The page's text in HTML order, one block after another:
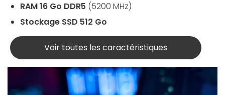
RAM 16 Go DDR5 (5200 MHz)
Stockage SSD 512 Go
Voir toutes les caractéristiques